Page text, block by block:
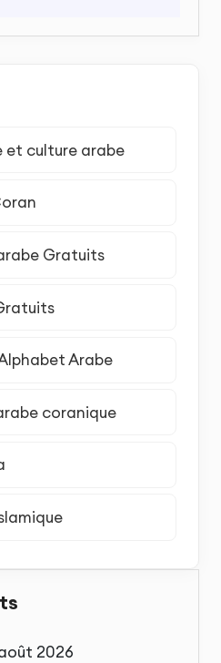
et culture arabe
Gratuits
Arabe
coranique
2026